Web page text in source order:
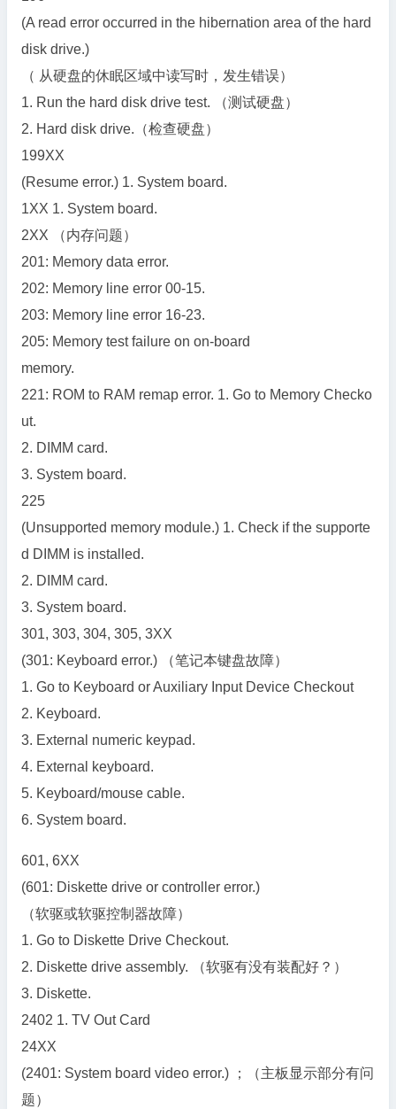
(A read error occurred in the hibernation area of the hard
disk drive.)
（ 从硬盘的休眠区域中读写时，发生错误）
1. Run the hard disk drive test. （测试硬盘）
2. Hard disk drive.（检查硬盘）
199XX
(Resume error.) 1. System board.
1XX 1. System board.
2XX （内存问题）
201: Memory data error.
202: Memory line error 00-15.
203: Memory line error 16-23.
205: Memory test failure on on-board
memory.
221: ROM to RAM remap error. 1. Go to Memory Checko
ut.
2. DIMM card.
3. System board.
225
(Unsupported memory module.) 1. Check if the supporte
d DIMM is installed.
2. DIMM card.
3. System board.
301, 303, 304, 305, 3XX
(301: Keyboard error.) （笔记本键盘故障）
1. Go to Keyboard or Auxiliary Input Device Checkout
2. Keyboard.
3. External numeric keypad.
4. External keyboard.
5. Keyboard/mouse cable.
6. System board.
601, 6XX
(601: Diskette drive or controller error.)
（软驱或软驱控制器故障）
1. Go to Diskette Drive Checkout.
2. Diskette drive assembly. （软驱有没有装配好？）
3. Diskette.
2402 1. TV Out Card
24XX
(2401: System board video error.) ；（主板显示部分有问
题）